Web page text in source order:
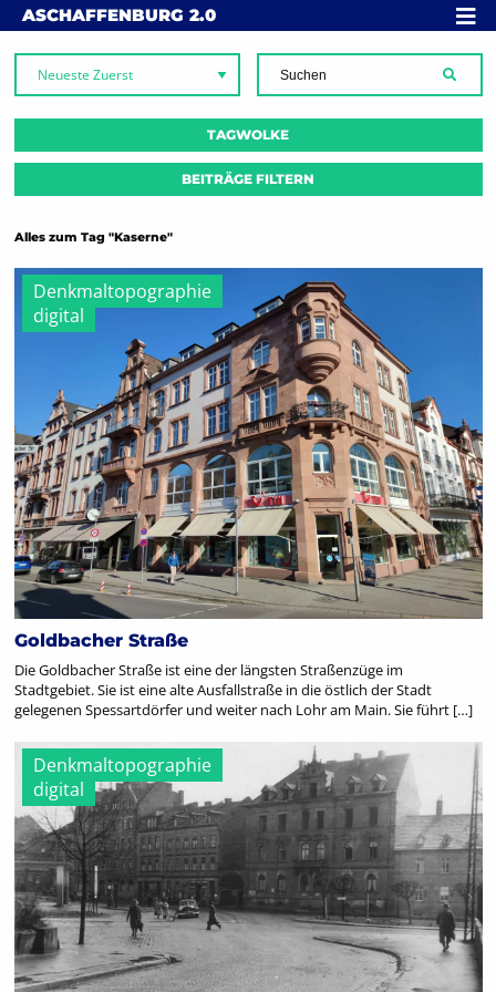
Skip to content
ASCHAFFENBURG 2.0 MENÜ
TAGWOLKE
BEITRÄGE FILTERN
Alles zum Tag "Kaserne"
Denkmaltopographie
digital
Goldbacher Straße
Die Goldbacher Straße ist eine der längsten Straßenzüge im
Stadtgebiet. Sie ist eine alte Ausfallstraße in die östlich der Stadt
gelegenen Spessartdörfer und weiter nach Lohr am Main. Sie führt […]
Denkmaltopographie
digital